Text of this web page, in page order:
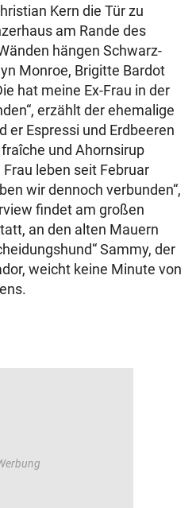
Kern die Tür zu
am Rande des
hängen Schwarz-
Monroe, Brigitte Bardot
hat meine Ex-Frau in der
erzählt der ehemalige
er Espressi und Erdbeeren
und Ahornsirup
leben seit Februar
wir dennoch verbunden“,
findet am großen
an den alten Mauern
Sammy, der
weicht keine Minute von